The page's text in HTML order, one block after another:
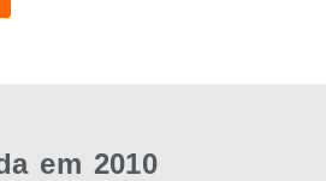
em 2010